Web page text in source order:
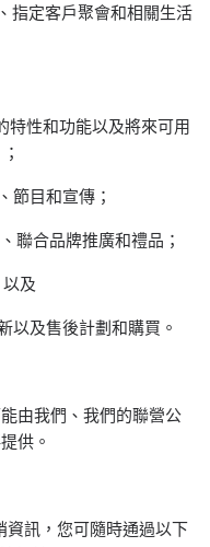
指定客戶聚會和相關生活
特性和功能以及將來可用
節目和宣傳；
聯合品牌推廣和禮品；
及
以及售後計劃和購買。
由我們、我們的聯營公
供。
資訊，您可隨時通過以下